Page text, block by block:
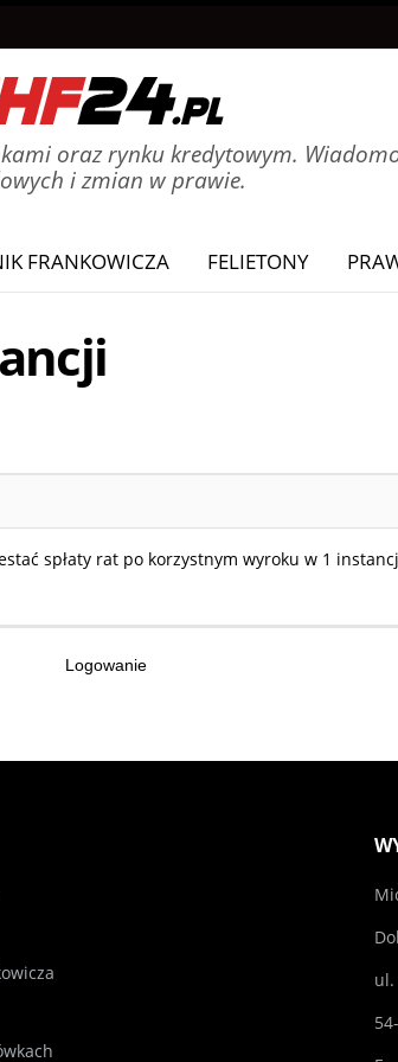
oraz rynku kredytowym.
i zmian w prawie.
FRANKOWICZA FELIETONY
spłaty rat po korzystnym wyroku w 1
Logowanie
ul.